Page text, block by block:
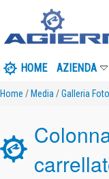
HOME AZIENDA
Home / Media /Galleria